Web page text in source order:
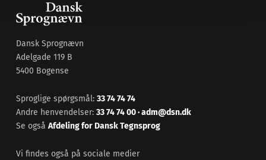
Dansk Sprognævn
Adelgade 119 B
5400 Bogense
Sproglige spørgsmål: 33 74 74 74
Andre henvendelser: 33 74 74 00·adm@dsn.dk
Se også Afdeling for Dansk Tegnsprog
Vi findes også på sociale medier